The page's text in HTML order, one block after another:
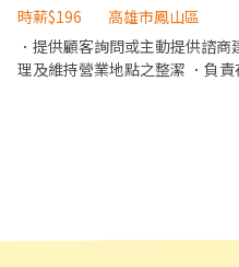
鳳山五福 - 智取店 高雄市鳳山區
店 高雄市鳳山區鎮南街143號1
三誠路180號1樓 鳳山南江 - 智
時薪$196
高雄市鳳山區
．提供顧客詢問或主動提供諮
理及維持營業地點之整潔 ．負